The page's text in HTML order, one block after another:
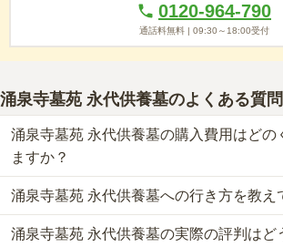
0120-964-790
通話料無料 | 09:30～18:00受付
涌泉寺墓苑 永代供養墓のよくある質問
涌泉寺墓苑 永代供養墓の購入費用はどの
ますか？
涌泉寺墓苑 永代供養墓では、一般墓が約140万
が約11万円からお求めいただけます。
なお、涌泉寺墓苑 永代供養墓がある山梨県の
涌泉寺墓苑 永代供養墓への行き方を教え
公共交通機関の場合、中央本線「塩山駅」か
涌泉寺墓苑 永代供養墓の実際の評判はど